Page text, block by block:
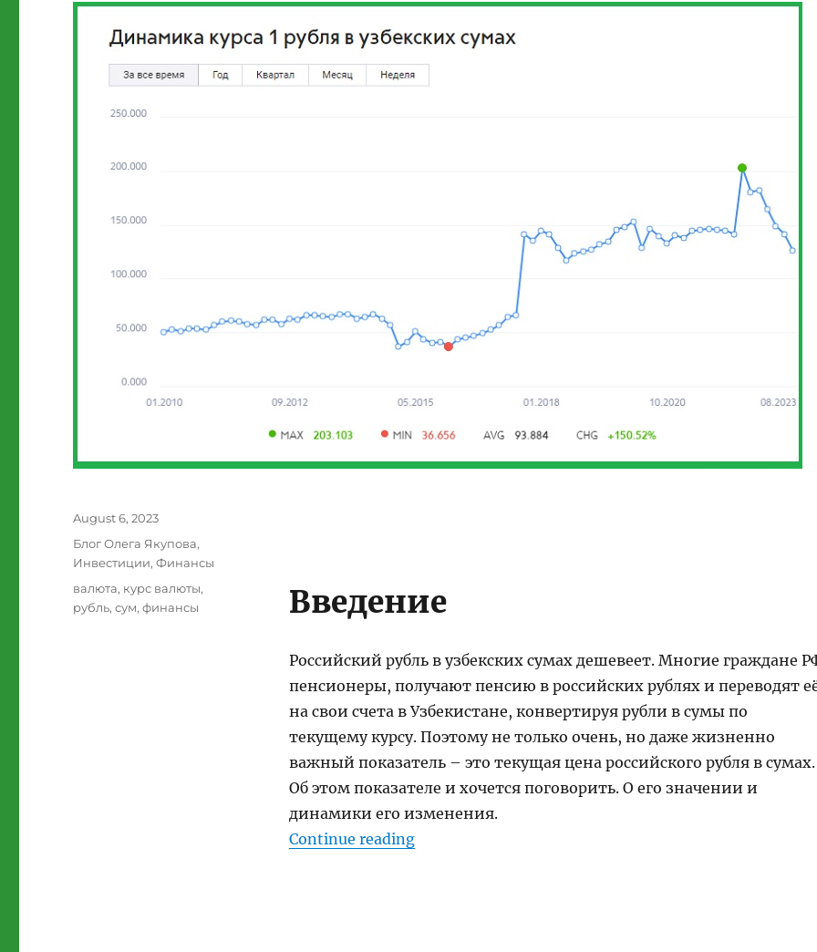
Введение
Российский рубль в узбекских сумах дешевеет. Многие граждане
пенсионеры, получают пенсию в российских рублях и переводят
на свои счета в Узбекистане, конвертируя рубли в сумы по
текущему курсу. Поэтому не только очень, но даже жизненно
важный показатель – это текущая цена российского рубля в сумах.
Об этом показателе и хочется поговорить. О его значении и
динамики его изменения.
Continue reading“Цена Российского Рубля в Узбекских Сумах”
Posted
August 6, 2023
Categories
Блог Олега Якупова,
Инвестиции,Финансы
Tags
валюта, курс валюты,
рубль,сум,финансы